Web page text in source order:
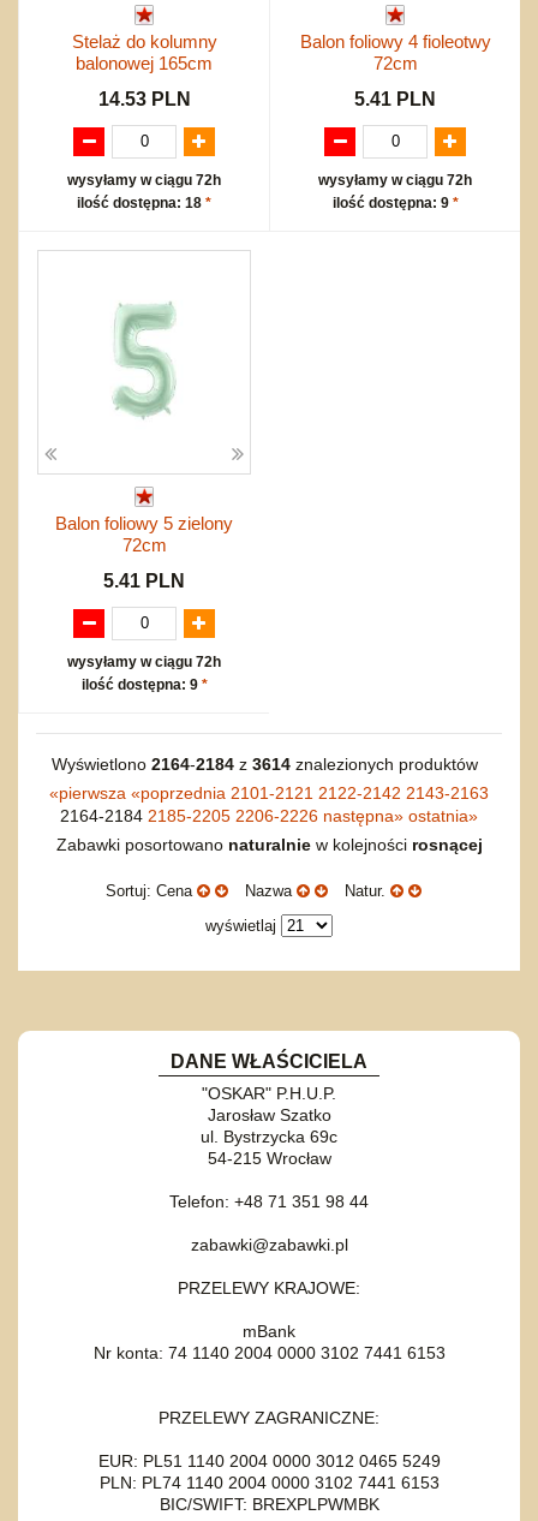
Stelaż do kolumny
balonowej 165cm
14.53 PLN
wysyłamy w ciągu 72h
ilość dostępna: 18 *
Balon foliowy 4 fioleotwy
72cm
5.41 PLN
wysyłamy w ciągu 72h
ilość dostępna: 9 *
Balon foliowy 5 zielony
72cm
5.41 PLN
wysyłamy w ciągu 72h
ilość dostępna: 9 *
Wyświetlono 2164-2184z 3614znalezionych produktów
«pierwsza «poprzednia 2101-2121 2122-2142 2143-2163
2164-2184 2185-2205 2206-2226 następna» ostatnia»
Zabawki posortowano naturalniew kolejności rosnącej
Sortuj: Cena Nazwa
Natur.
wyświetlaj
DANE WŁAŚCICIELA
"OSKAR" P.H.U.P.
Jarosław Szatko
ul. Bystrzycka 69c
54-215 Wrocław
Telefon: +48 71 351 98 44
zabawki@zabawki.pl
PRZELEWY KRAJOWE:
mBank
Nr konta: 74 1140 2004 0000 3102 7441 6153
PRZELEWY ZAGRANICZNE:
EUR: PL51 1140 2004 0000 3012 0465 5249
PLN: PL74 1140 2004 0000 3102 7441 6153
BIC/SWIFT: BREXPLPWMBK